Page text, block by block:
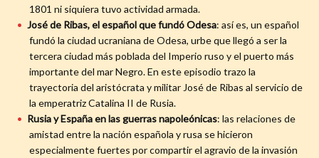
1801 ni siquiera tuvo actividad armada.
José de Ribas, el español que fundó Odesa: así es, un español
fundó la ciudad ucraniana de Odesa, urbe que llegó a ser la
tercera ciudad más poblada del Imperio ruso y el puerto más
importante del mar Negro. En este episodio trazo la
trayectoria del aristócrata y militar José de Ribas al servicio de
la emperatriz Catalina II de Rusia.
Rusia y España en las guerras napoleónicas: las relaciones de
amistad entre la nación española y rusa se hicieron
especialmente fuertes por compartir el agravio de la invasión